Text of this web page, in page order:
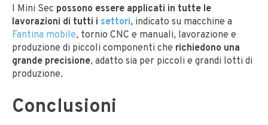
I Mini Sec possono essere applicati in tutte le
lavorazioni di tutti i settori, indicato su macchine a
Fantina mobile, tornio CNC e manuali, lavorazione e
produzione di piccoli componenti che richiedono una
grande precisione, adatto sia per piccoli e grandi lotti di
produzione.
Conclusioni